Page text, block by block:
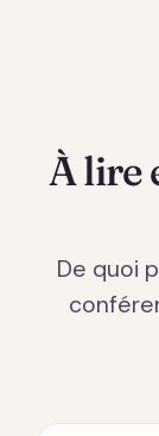
À lire
De quoi